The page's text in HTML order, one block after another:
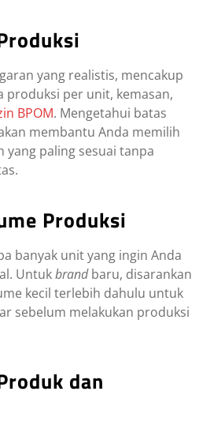
yang realistis, mencakup
produksi per unit, kemasan,
BPOM. Mengetahui batas
membantu Anda memilih
yang paling sesuai tanpa
Produksi
banyak unit yang ingin Anda
Untukbrandbaru, disarankan
kecil terlebih dahulu untuk
sebelum melakukan produksi
dan